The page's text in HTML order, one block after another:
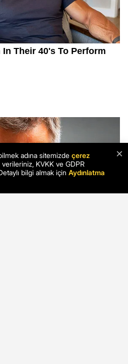
×
adına sitemizde çerez
verileriniz, KVKK ve GDPR
bilgi almak için Aydınlatma